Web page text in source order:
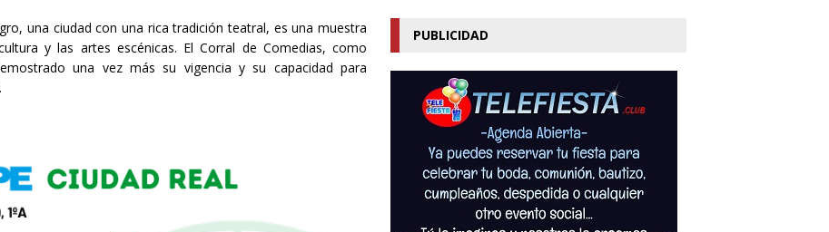
una ciudad con una rica tradición teatral, es una muestra
y las artes escénicas. El Corral de Comedias, como
una vez más su vigencia y su capacidad para
PUBLICIDAD